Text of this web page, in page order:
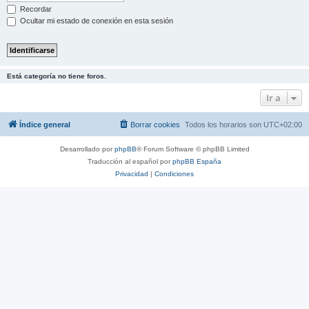
Recordar
Ocultar mi estado de conexión en esta sesión
Está categoría no tiene foros.
Ir a
Índice general Todos los horarios son UTC+02:00
Borrar cookies
Desarrollado porphpBB® Forum Software © phpBB Limited
Traducción al español porphpBB España
Privacidad | Condiciones